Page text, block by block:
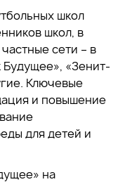
школ
школ, в
сети – в
«Зенит-
Ключевые
и повышение
для детей и
на